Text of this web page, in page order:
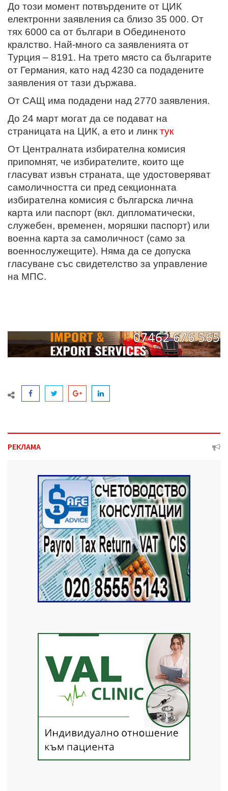
До този момент потвърдените от ЦИК
електронни заявления са близо 35 000. От
тях 6000 са от българи в Обединеното
кралство. Най-много са заявленията от
Турция – 8191. На трето място са българите
от Германия, като над 4230 са подадените
заявления от тази държава.
От САЩ има подадени над 2770 заявления.
До 24 март могат да се подават на
страницата на ЦИК, а ето и линк тук
От Централната избирателна комисия
припомнят, че избирателите, които ще
гласуват извън страната, ще удостоверяват
самоличността си пред секционната
избирателна комисия с българска лична
карта или паспорт (вкл. дипломатически,
служебен, временен, моряшки паспорт) или
военна карта за самоличност (само за
военнослужещите). Няма да се допуска
гласуване със свидетелство за управление
на МПС.
РЕКЛАМА